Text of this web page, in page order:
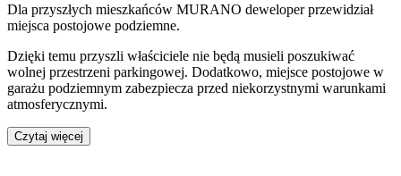
Dla przyszłych mieszkańców MURANO deweloper przewidział
miejsca postojowe podziemne.
Dzięki temu przyszli właściciele nie będą musieli poszukiwać
wolnej przestrzeni parkingowej. Dodatkowo, miejsce postojowe w
garażu podziemnym zabezpiecza przed niekorzystnymi warunkami
atmosferycznymi.
Czytaj więcej